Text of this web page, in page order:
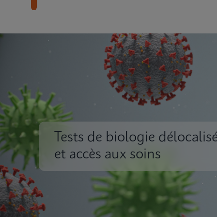
Tests de biologie
et accès aux soins